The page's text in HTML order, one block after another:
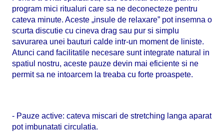
program mici ritualuri care sa ne deconecteze pentru
cateva minute. Aceste „insule de relaxare” pot insemna o
scurta discutie cu cineva drag sau pur si simplu
savurarea unei bauturi calde intr-un moment de liniste.
Atunci cand facilitatile necesare sunt integrate natural in
spatiul nostru, aceste pauze devin mai eficiente si ne
permit sa ne intoarcem la treaba cu forte proaspete.
- Pauze active: cateva miscari de stretching langa aparat
pot imbunatati circulatia.